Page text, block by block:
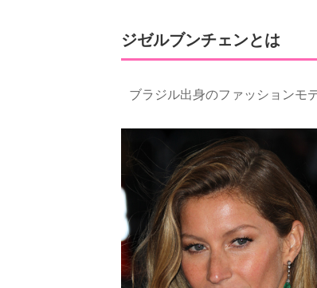
ジゼルブンチェンとは
ブラジル出身のファッションモ